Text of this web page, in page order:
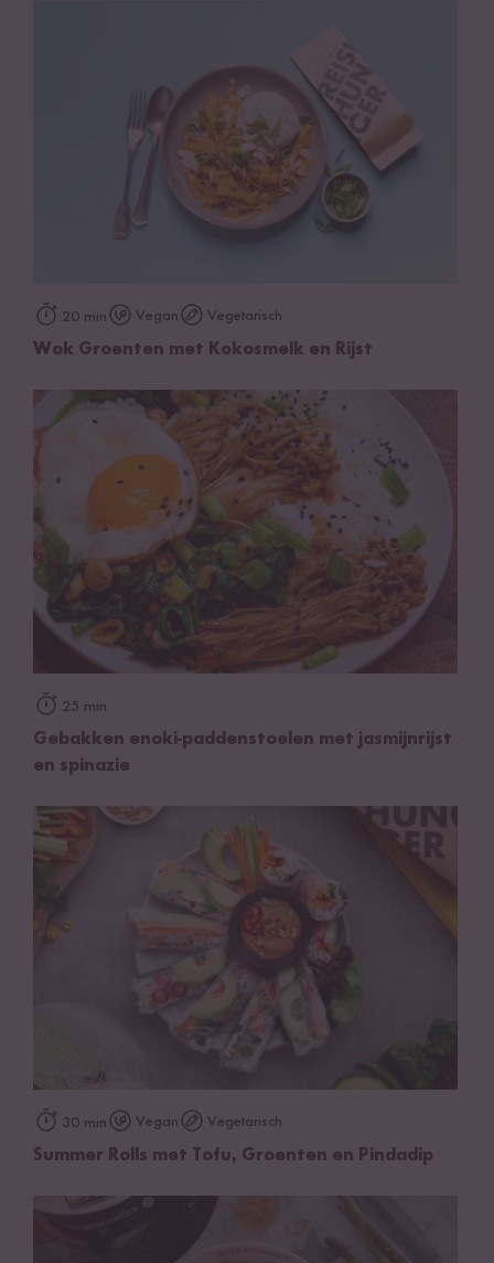
20 min Vegan Vegetarisch
Wok Groenten met Kokosmelk en Rijst
25 min
Gebakken enoki-paddenstoelen met jasmijnrijst
en spinazie
30 min Vegan Vegetarisch
Summer Rolls met Tofu, Groenten en Pindadip